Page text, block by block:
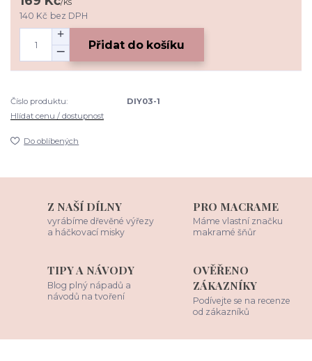
140 Kč bez DPH
Přidat do košíku
Číslo produktu:
DIY03-1
Hlídat cenu / dostupnost
Do oblíbených
Z NAŠÍ DÍLNY
vyrábíme dřevěné výřezy
a háčkovací misky
PRO MACRAME
Máme vlastní značku
makramé šňůr
TIPY A NÁVODY
Blog plný nápadů a
návodů na tvoření
OVĚŘENO
ZÁKAZNÍKY
Podívejte se na recenze
od zákazníků